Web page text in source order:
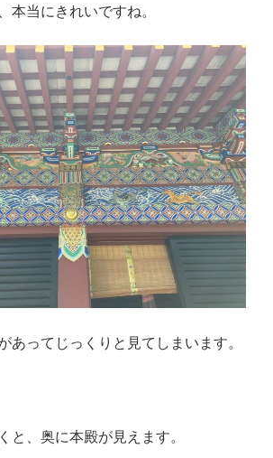
本当にきれいですね。
あってじっくりと見てしまいます。
と、奥に本殿が見えます。